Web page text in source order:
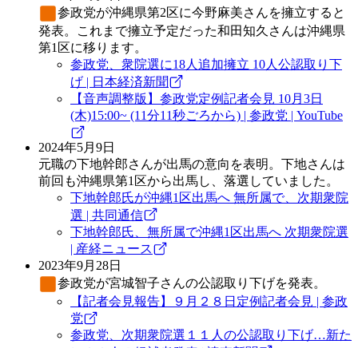
参政党が沖縄県第2区に今野麻美さんを擁立すると
発表。これまで擁立予定だった和田知久さんは沖縄県
第1区に移ります。
参政党、衆院選に18人追加擁立 10人公認取り下
げ | 日本経済新聞
【音声調整版】参政党定例記者会見 10月3日
(木)15:00~ (11分11秒ごろから) | 参政党 | YouTube
2024年5月9日
元職の下地幹郎さんが出馬の意向を表明。下地さんは
前回も沖縄県第1区から出馬し、落選していました。
下地幹郎氏が沖縄1区出馬へ 無所属で、次期衆院
選 | 共同通信
下地幹郎氏、無所属で沖縄1区出馬へ 次期衆院選
| 産経ニュース
2023年9月28日
参政党が宮城智子さんの公認取り下げを発表。
【記者会見報告】９月２８日定例記者会見 | 参政
党
参政党、次期衆院選１１人の公認取り下げ…新た